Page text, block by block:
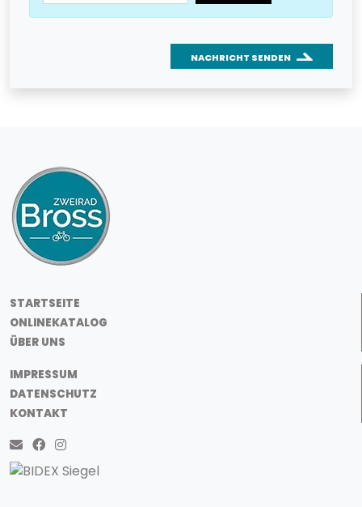
NACHRICHT SENDEN
STARTSEITE
ONLINEKATALOG
ÜBER UNS
IMPRESSUM
DATENSCHUTZ
KONTAKT